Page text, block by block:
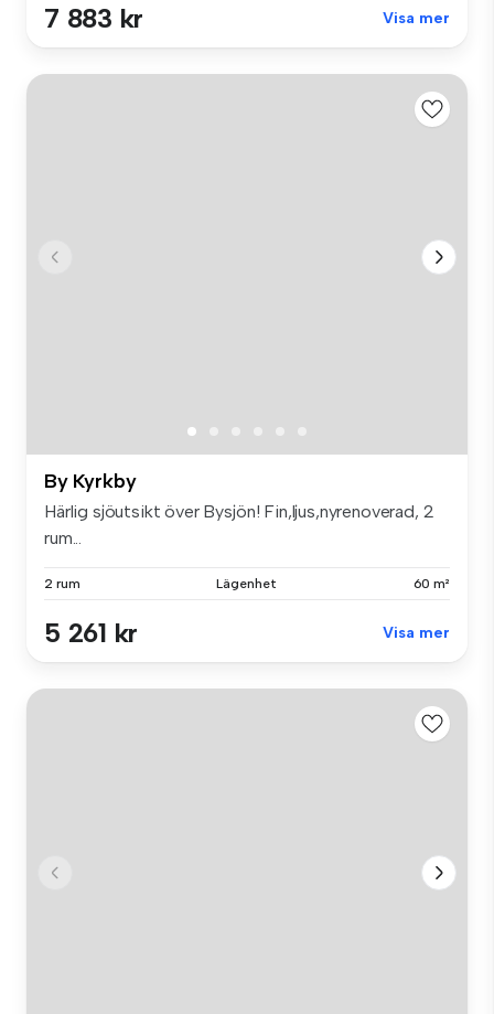
7 883 kr Visa mer
By Kyrkby
Härlig sjöutsikt över Bysjön! Fin,ljus,nyrenoverad, 2
rum...
2 rum Lägenhet 60 m²
5 261 kr Visa mer